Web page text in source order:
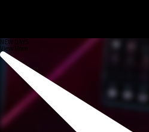
NEW DAYS
View More